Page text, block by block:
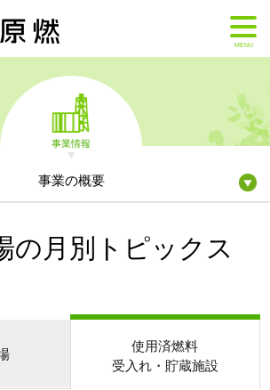
MENU
事業情報
事業の概要
の月別トピックス
使用済燃料
受入れ・貯蔵施設